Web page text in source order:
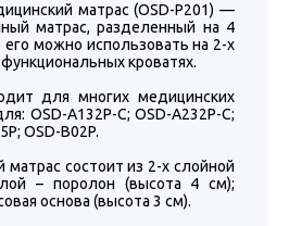
матрас (OSD-P201) —
матрас, разделенный на 4
его можно использовать на 2-х
кроватях.
для многих медицинских
OSD-A132P-C; OSD-A232P-C;
OSD-B02P.
матрас состоит из 2-х слойной
– поролон (высота 4 см);
основа (высота 3 см).